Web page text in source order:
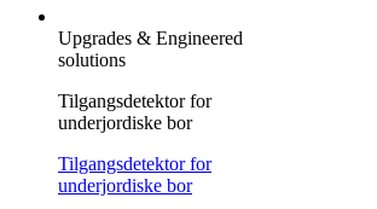
Upgrades & Engineered
solutions
Tilgangsdetektor for
underjordiske bor
Tilgangsdetektor for
underjordiske bor